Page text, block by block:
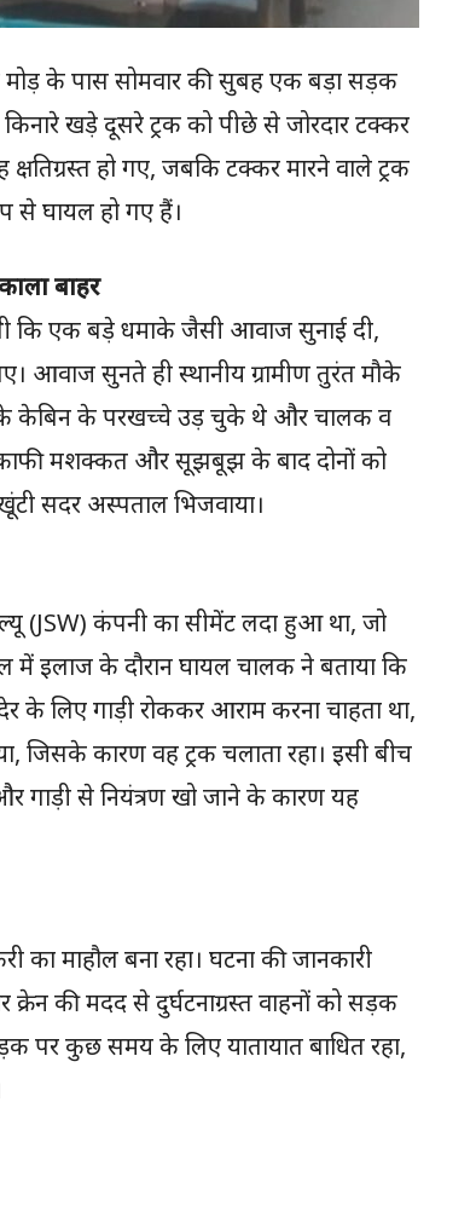
मोड़ के पास सोमवार की सुबह एक बड़ा सड़क
खड़े दूसरे ट्रक को पीछे से जोरदार टक्कर
हो गए, जबकि टक्कर मारने वाले ट्रक
से घायल हो गए हैं।
बाहर
थी कि एक बड़े धमाके जैसी आवाज सुनाई दी,
आवाज सुनते ही स्थानीय ग्रामीण तुरंत मौके
के केबिन के परखच्चे उड़ चुके थे और चालक व
काफी मशक्कत और सूझबूझ के बाद दोनों को
सदर अस्पताल भिजवाया।
(JSW) कंपनी का सीमेंट लदा हुआ था, जो
में इलाज के दौरान घायल चालक ने बताया कि
लिए गाड़ी रोककर आराम करना चाहता था,
जिसके कारण वह ट्रक चलाता रहा। इसी बीच
से नियंत्रण खो जाने के कारण यह
माहौल बना रहा। घटना की जानकारी
की मदद से दुर्घटनाग्रस्त वाहनों को सड़क
पर कुछ समय के लिए यातायात बाधित रहा,